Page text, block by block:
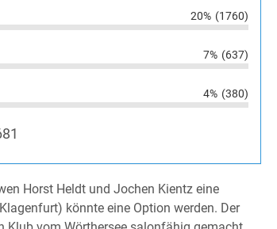
20% (1760)
7% (637)
4% (380)
Horst Heldt und Jochen Kientz eine
könnte eine Option werden. Der